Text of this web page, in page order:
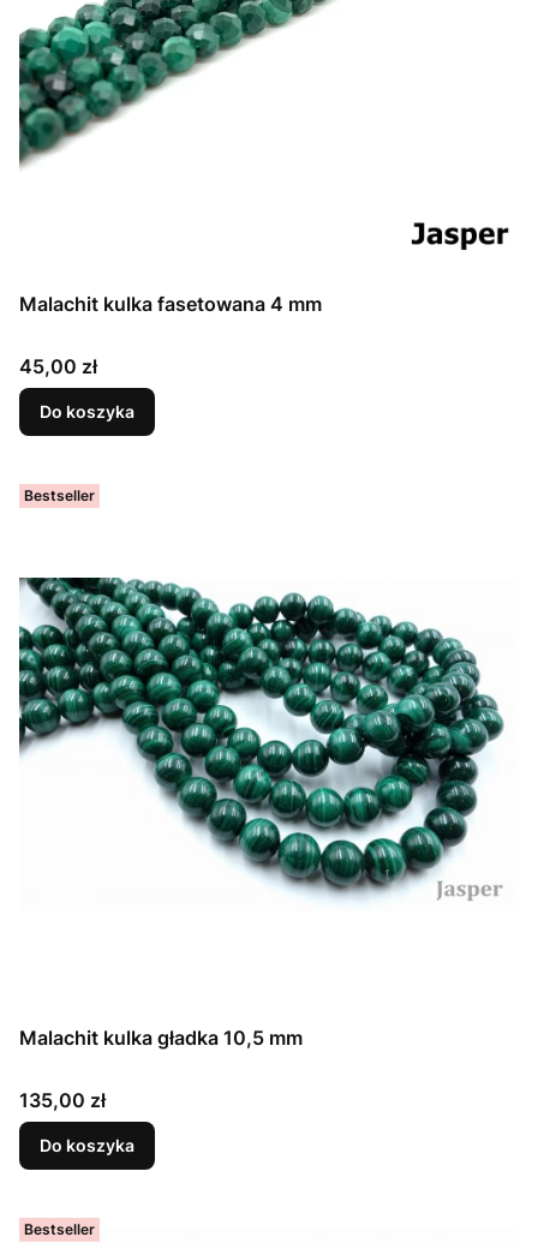
Malachit kulka fasetowana 4 mm
Cena
45,00 zł
Do koszyka
Bestseller
Malachit kulka gładka 10,5 mm
Cena
135,00 zł
Do koszyka
Bestseller